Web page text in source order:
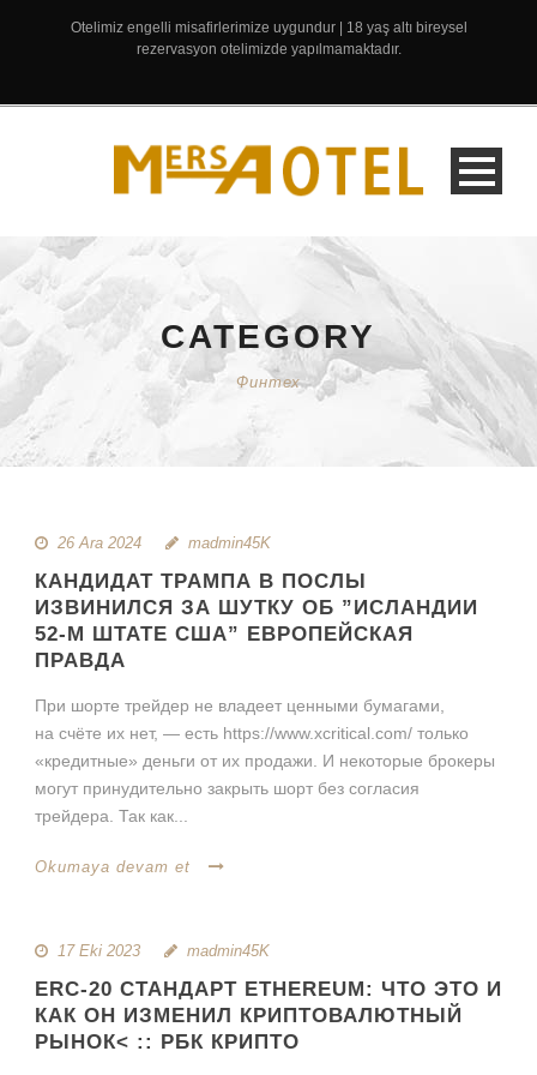
Otelimiz engelli misafirlerimize uygundur | 18 yaş altı bireysel
rezervasyon otelimizde yapılmamaktadır.
CATEGORY
Финтех
26 Ara 2024 madmin45K
КАНДИДАТ ТРАМПА В ПОСЛЫ
ИЗВИНИЛСЯ ЗА ШУТКУ ОБ ”ИСЛАНДИИ
52-М ШТАТЕ США” ЕВРОПЕЙСКАЯ
ПРАВДА
При шорте трейдер не владеет ценными бумагами,
на счёте их нет, — есть https://www.xcritical.com/ только
«кредитные» деньги от их продажи. И некоторые брокеры
могут принудительно закрыть шорт без согласия
трейдера. Так как...
Okumaya devam et
17 Eki 2023 madmin45K
ERC-20 СТАНДАРТ ETHEREUM: ЧТО ЭТО И
КАК ОН ИЗМЕНИЛ КРИПТОВАЛЮТНЫЙ
РЫНОК< :: РБК КРИПТО